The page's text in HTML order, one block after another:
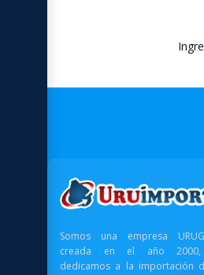
Somos una empresa
creada en el año
dedicamos a la importación